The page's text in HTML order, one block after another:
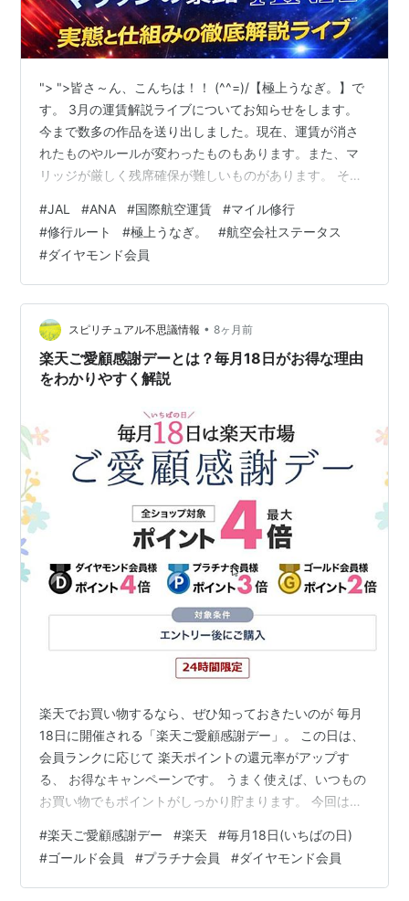
"> ">皆さ～ん、こんちは！！ (^^=)/【極上うなぎ。】で
す。 3月の運賃解説ライブについてお知らせをします。
今まで数多の作品を送り出しました。現在、運賃が消さ
れたものやルールが変わったものもあります。また、マ
リッジが厳しく残席確保が難しいものがあります。 そこ
ルールを知る事は重要ですが、確保するコツや仕組みを
理解しないと絶対に見えないものがあります。航空会社
のイールドコントロールを把握して回避する方法や代替
案を探す術をお話したいと思い、GDSを叩きまくって現
状をある程度把握しました。 きっかけは、この ↓ 作品で
す。 この最安運賃を提示…
#JAL #ANA #国際航空運賃 #マイル修行
#修行ルート #極上うなぎ。 #航空会社ステータス
#ダイヤモンド会員
スピリチュアル不思議情報 • 8ヶ月前
楽天ご愛顧感謝デーとは？毎月18日がお得な理由
をわかりやすく解説
楽天でお買い物するなら、ぜひ知っておきたいのが 毎月
18日に開催される「楽天ご愛顧感謝デー」。 この日は、
会員ランクに応じて 楽天ポイントの還元率がアップす
る、 お得なキャンペーンです。 うまく使えば、いつもの
お買い物でもポイントがしっかり貯まります。 今回は、
とめました。 楽天ご愛顧感謝デーとは 楽天ご愛顧感謝デ
ーは、毎月18日（いちばの日）に開催される ポイントア
ップキャンペーンです。 対象期間は2025年12月18日
#楽天ご愛顧感謝デー #楽天 #毎月18日(いちばの日)
#ゴールド会員 #プラチナ会員 #ダイヤモンド会員